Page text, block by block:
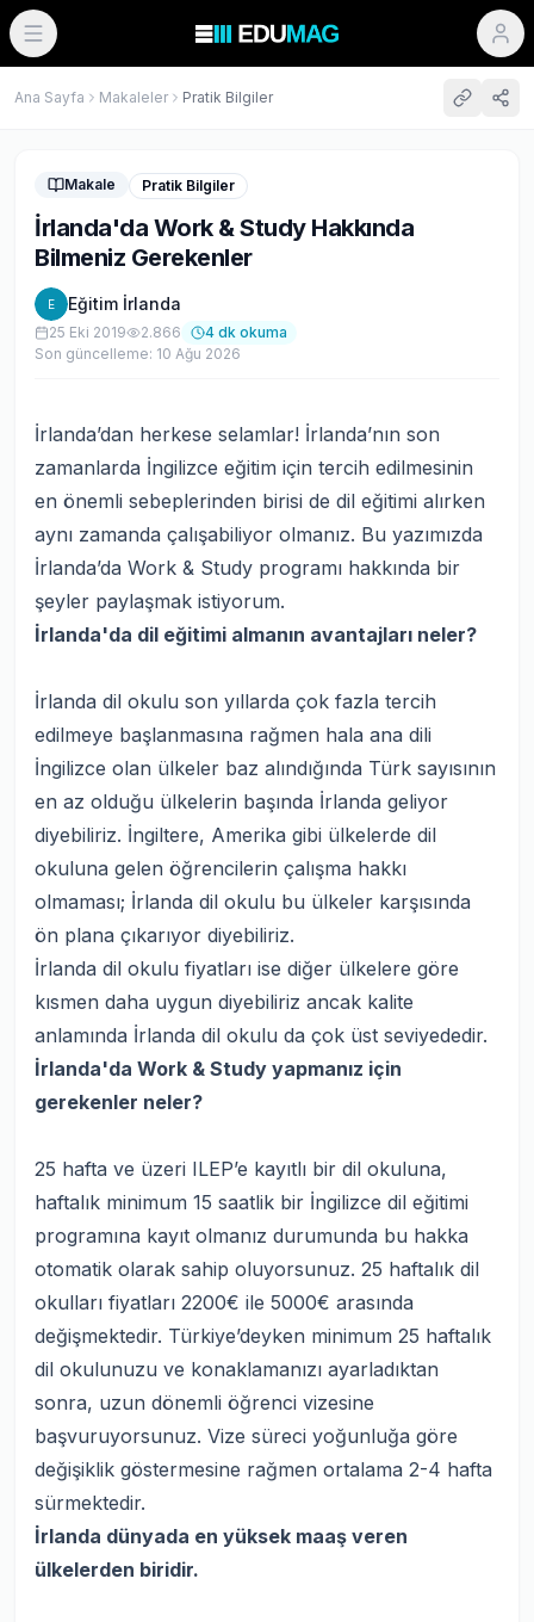
Ana Sayfa Makaleler Pratik Bilgiler
Makale Pratik Bilgiler
İrlanda'da Work & Study Hakkında
Bilmeniz Gerekenler
E Eğitim İrlanda
25 Eki 2019 2.866 4 dk okuma
Son güncelleme: 10 Ağu 2026
İrlanda’dan herkese selamlar! İrlanda’nın son
zamanlarda İngilizce eğitim için tercih edilmesinin
en önemli sebeplerinden birisi de dil eğitimi alırken
aynı zamanda çalışabiliyor olmanız. Bu yazımızda
İrlanda’da Work & Study programı hakkında bir
şeyler paylaşmak istiyorum.
İrlanda'da dil eğitimi almanın avantajları neler?
İrlanda dil okulu son yıllarda çok fazla tercih
edilmeye başlanmasına rağmen hala ana dili
İngilizce olan ülkeler baz alındığında Türk sayısının
en az olduğu ülkelerin başında İrlanda geliyor
diyebiliriz. İngiltere, Amerika gibi ülkelerde dil
okuluna gelen öğrencilerin çalışma hakkı
olmaması; İrlanda dil okulu bu ülkeler karşısında
ön plana çıkarıyor diyebiliriz.
İrlanda dil okulu fiyatları ise diğer ülkelere göre
kısmen daha uygun diyebiliriz ancak kalite
anlamında İrlanda dil okulu da çok üst seviyededir.
İrlanda'da Work & Study yapmanız için
gerekenler neler?
25 hafta ve üzeri ILEP’e kayıtlı bir dil okuluna,
haftalık minimum 15 saatlik bir İngilizce dil eğitimi
programına kayıt olmanız durumunda bu hakka
otomatik olarak sahip oluyorsunuz. 25 haftalık dil
okulları fiyatları 2200€ ile 5000€ arasında
değişmektedir. Türkiye’deyken minimum 25 haftalık
dil okulunuzu ve konaklamanızı ayarladıktan
sonra, uzun dönemli öğrenci vizesine
başvuruyorsunuz. Vize süreci yoğunluğa göre
değişiklik göstermesine rağmen ortalama 2-4 hafta
sürmektedir.
İrlanda dünyada en yüksek maaş veren
ülkelerden biridir.